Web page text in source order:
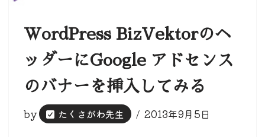
WordPress BizVektorのヘ
ッダーにGoogle アドセンス
のバナーを挿入してみる
by たくさがわ先生 2013年9月5日